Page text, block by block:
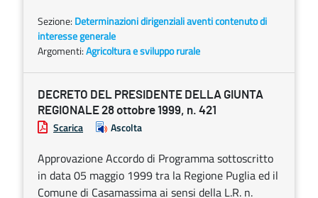
Sezione: Determinazioni dirigenziali aventi contenuto di
interesse generale
Argomenti:Agricoltura e sviluppo rurale
DECRETO DEL PRESIDENTE DELLA GIUNTA
REGIONALE 28 ottobre 1999, n. 421
Scarica Ascolta
Approvazione Accordo di Programma sottoscritto
in data 05 maggio 1999 tra la Regione Puglia ed il
Comune di Casamassima ai sensi della L.R. n.